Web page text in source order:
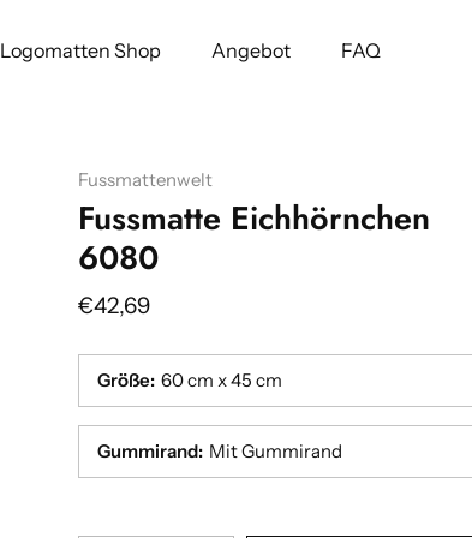
Logomatten Shop Angebot FAQ
Fussmattenwelt
Fussmatte Eichhörnchen
6080
€42,69
Größe: 60 cm x 45 cm
Gummirand: Mit Gummirand